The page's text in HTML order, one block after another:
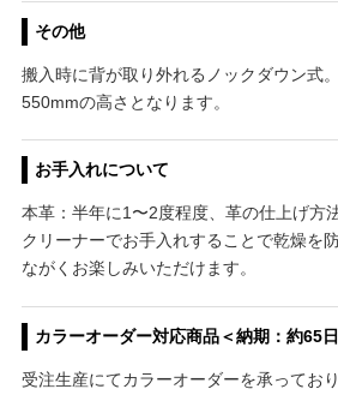
その他
搬入時に背が取り外れるノックダウン式
550mmの高さとなります。
お手入れについて
本革：半年に1〜2度程度、革の仕上げ方
クリーナーでお手入れすることで乾燥を
ながくお楽しみいただけます。
カラーオーダー対応商品＜納期：約65
受注生産にてカラーオーダーを承ってお